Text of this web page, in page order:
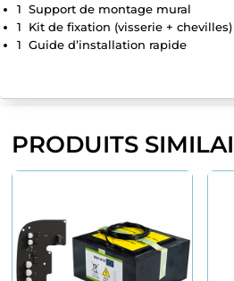
1 Support de montage mural
1 Kit de fixation (visserie + chevilles)
1 Guide d’installation rapide
PRODUITS